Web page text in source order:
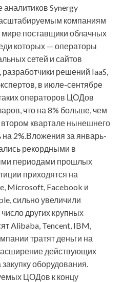
Synergy
компаниям
поставщики облачных
которых — операторы
сетей и сайтов
решений IaaS,
в июле-сентябре
операторов ЦОДов
что на 8% больше, чем
квартале нынешнего
2%.Вложения за январь-
рекордными в
периодами прошлых
приходятся на
Microsoft, Facebook и
сильно увеличили
других крупных
Alibaba, Tencent, IBM,
тратят деньги на
действующих
оборудования.
ЦОДов к концу